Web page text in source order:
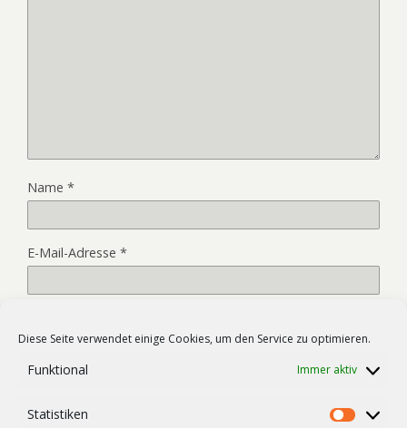
Diese Seite verwendet einige Cookies, um den Service zu optimieren.
Funktional Immer aktiv
Statistiken
Name *
E-Mail-Adresse *
meinen nächsten Kommentar speichern.